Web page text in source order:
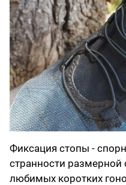
Фиксация стопы -
странности размерной
любимых коротких